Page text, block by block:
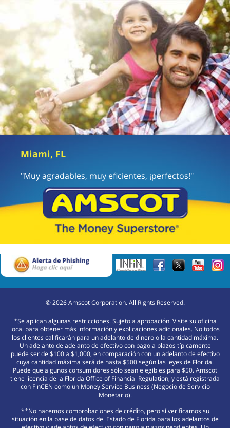
Miami, FL
"Muy agradables, muy eficientes, ¡perfectos!"
©2026Amscot Corporation. All Rights Reserved.
*Se aplican algunas restricciones. Sujeto a aprobación. Visite su oficina
local para obtener más información y explicaciones adicionales. No todos
los clientes calificarán para un adelanto de dinero o la cantidad máxima.
Un adelanto de adelanto de efectivo con pago a plazos típicamente
puede ser de $100 a $1,000, en comparación con un adelanto de efectivo
cuya cantidad máxima será de hasta $500 según las leyes de Florida.
Puede que algunos consumidores sólo sean elegibles para $50. Amscot
tiene licencia de la Florida Office of Financial Regulation, y está registrada
con FinCEN como un Money Service Business (Negocio de Servicio
Monetario).
**No hacemos comprobaciones de crédito, pero sí verificamos su
situación en la base de datos del Estado de Florida para los adelantos de